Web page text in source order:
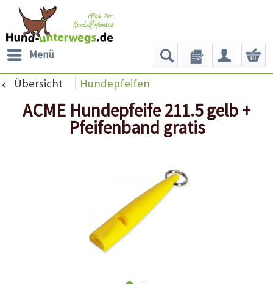
Menü
Übersicht Hundepfeifen
ACME Hundepfeife 211.5 gelb +
Pfeifenband gratis